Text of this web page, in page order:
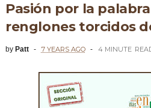
Pasión por la palabra
renglones torcidos
by Patt 7 YEARS AGO 4 MINUTE